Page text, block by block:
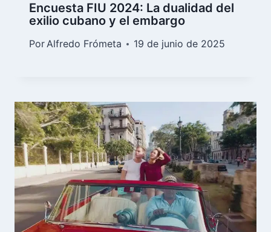
Encuesta FIU 2024: La dualidad del
exilio cubano y el embargo
PorAlfredo Frómeta 19 de junio de 2025